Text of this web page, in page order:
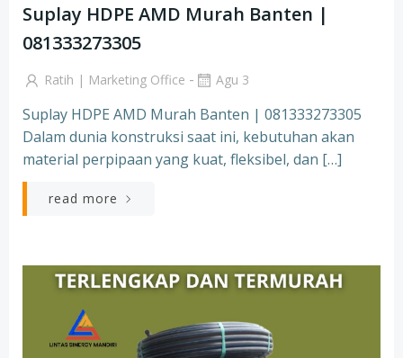
Suplay HDPE AMD Murah Banten |
081333273305
Ratih | Marketing Office - Agu 3
Suplay HDPE AMD Murah Banten | 081333273305
Dalam dunia konstruksi saat ini, kebutuhan akan
material perpipaan yang kuat, fleksibel, dan […]
read more